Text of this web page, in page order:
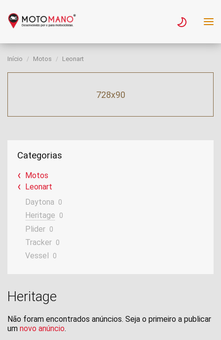
Início Motos Leonart
728x90
Categorias
Motos
Leonart
Daytona
0
Heritage 0
Plider 0
Tracker 0
Vessel 0
Heritage
Não foram encontrados anúncios. Seja o primeiro a publicar
um novo anúncio.